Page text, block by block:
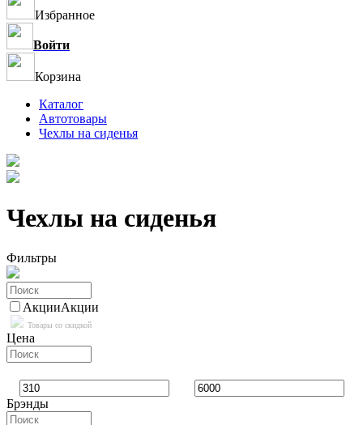
Избранное
Войти
Корзина
Каталог
Автотовары
Чехлы на сиденья
Чехлы на сиденья
Фильтры
АкцииАкции
Товары со скидкой
Цена
Брэнды